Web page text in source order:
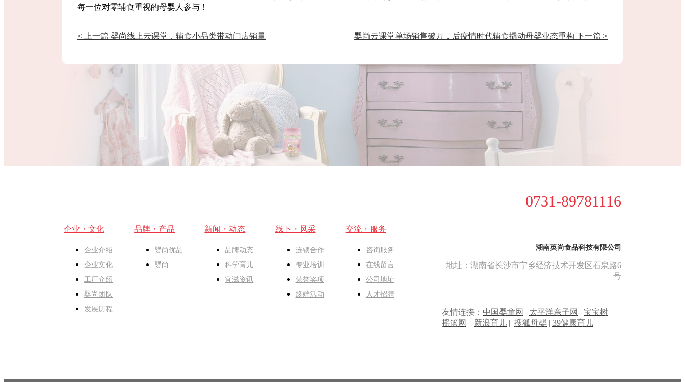
每一位对零辅食重视的母婴人参与！
< 上一篇 婴尚线上云课堂，辅食小品类带动门店销量 婴尚云课堂单场销售破万，后疫情时代辅食撬动母婴业态重构 下一篇 >
企业・文化
企业介绍
企业文化
工厂介绍
婴尚团队
发展历程
品牌・产品
婴尚优品
婴尚
新闻・动态
品牌动态
科学育儿
宜滋资讯
线下・风采
连锁合作
专业培训
荣誉奖项
终端活动
交流・服务
咨询服务
在线留言
公司地址
人才招聘
0731-89781116
湖南英尚食品科技有限公司
地址：湖南省长沙市宁乡经济技术开发区石泉路6
号
友情连接： 中国婴童网 太平洋亲子网 宝宝树
摇篮网
新浪育儿 搜狐母婴 39健康育儿